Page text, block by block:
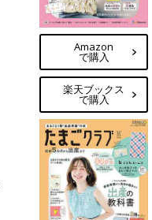
Amazon
で購入
楽天ブックス
で購入